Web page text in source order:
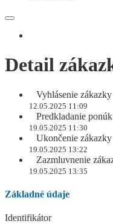
Detail
Vyhlásenie zákazky
12.05.2025 11:09
Predkladanie ponúk
19.05.2025 11:30
Ukončenie zákazky
19.05.2025 13:22
Zazmluvnenie
19.05.2025 13:35
Základné údaje
Identifikátor